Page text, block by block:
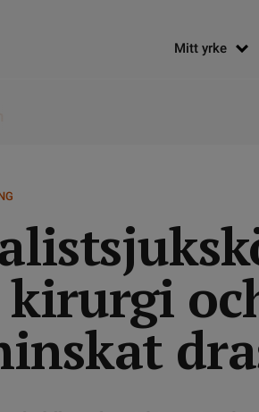
Mitt yrke